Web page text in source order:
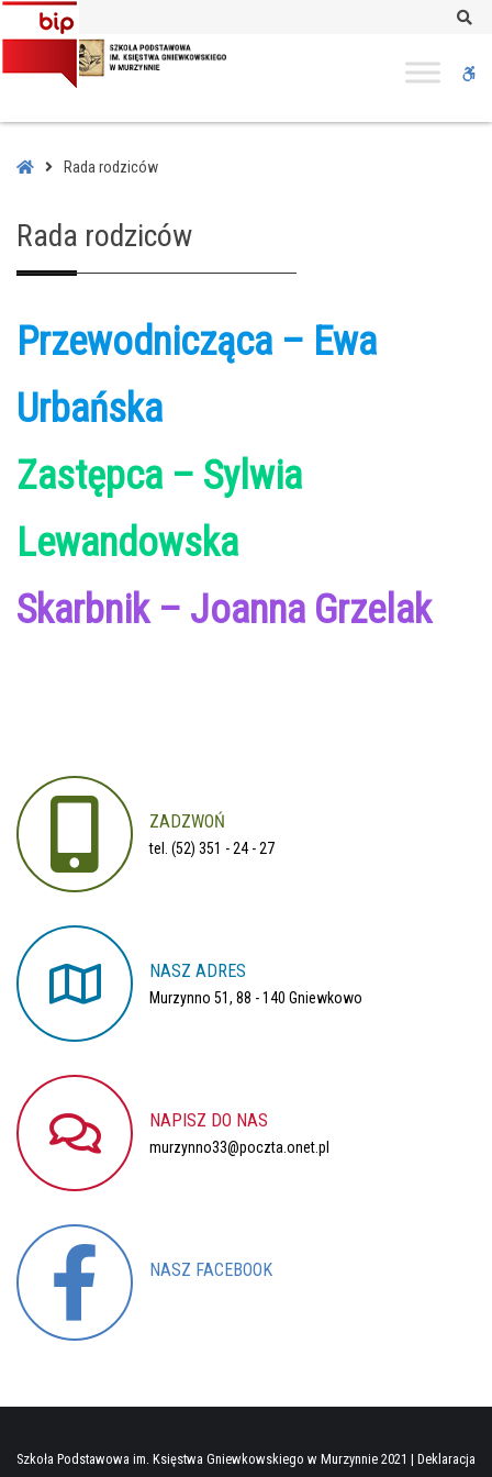
–
Rada
HomeRada rodziców
Rada rodziców
Przewodnicząca – Ewa
Urbańska
Zastępca – Sylwia
Lewandowska
Skarbnik – Joanna Grzelak
ZADZWOŃ
tel. (52) 351 - 24 - 27
NASZ ADRES
Murzynno 51, 88 - 140 Gniewkowo
NAPISZ DO NAS
murzynno33@poczta.onet.pl
NASZ FACEBOOK
Szkoła Podstawowa im. Księstwa Gniewkowskiego w Murzynnie 2021 | Deklaracja